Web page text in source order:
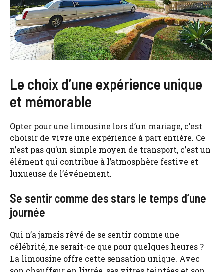
Le choix d’une expérience unique
et mémorable
Opter pour une limousine lors d’un mariage, c’est
choisir de vivre une expérience à part entière. Ce
n’est pas qu’un simple moyen de transport, c’est un
élément qui contribue à l’atmosphère festive et
luxueuse de l’événement.
Se sentir comme des stars le temps d’une
journée
Qui n’a jamais rêvé de se sentir comme une
célébrité, ne serait-ce que pour quelques heures ?
La limousine offre cette sensation unique. Avec